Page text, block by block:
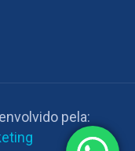
pela: